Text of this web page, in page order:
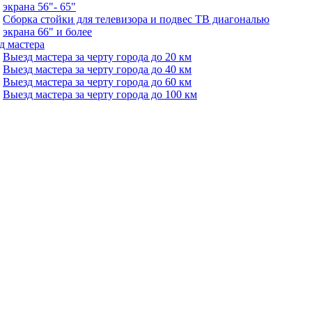
экрана 56"- 65"
Сборка стойки для телевизора и подвес ТВ диагональю
экрана 66" и более
мастера
Выезд мастера за черту города до 20 км
Выезд мастера за черту города до 40 км
Выезд мастера за черту города до 60 км
Выезд мастера за черту города до 100 км